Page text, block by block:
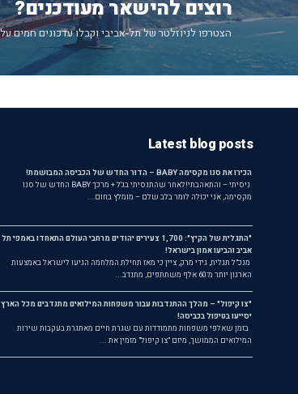
רוצים להישאר מעודכנים?
הצטרפו לניוזלטר של תל-אביבי וקבלו עדכונים חמים
Latest blog posts
הכירו את סנו מקסימה BABY – הדור החדש של הכביסה המבושמת!
ניסיתי – והתאהבתי!לאחר שהתנסיתי בג'ל + מרכך BABY החדש של סנו
מקסימה, אני יכולה לומר בלב שלם – מומלץ בחום...
"התגלית של הקיץ": 1,700 צעירים יהודים מרחבי העולם התאחדו באמפי תל
אביב והביעו אמון בישראל!
מנכ"ל תגלית, גידי מרק, ציין כי מאז תחילת המלחמה הגיעו לישראל באמצעות
הארגון יותר מ־60 אלף משתתפים, מתנדב...
"צו קיפול" – מהלך ההתנדבות עבור משפחות המילואים מתנדבים מכל הארץ
יסייעו בטיפול בכביסה!
בזמן שאלפי משפחות מתמודדות עם שגרת חיים מאתגרת בעקבות שירות
המילואים הממושך, מיזם "צו קיפול" מזמין את ...